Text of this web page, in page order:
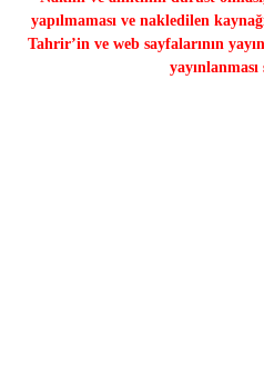
yapılmaması ve nakledilen
Tahrir’in ve web sayfalarının